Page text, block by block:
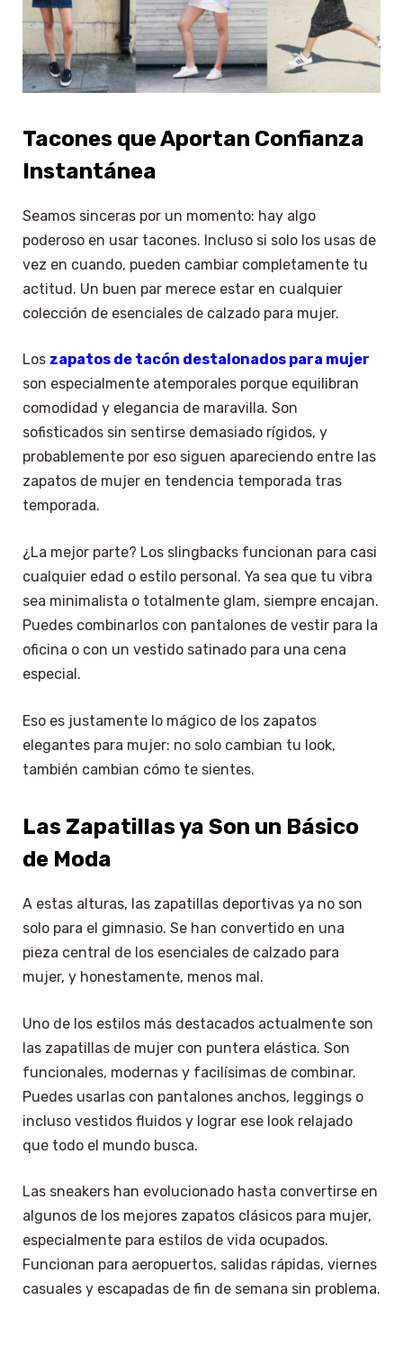
Tacones que Aportan Confianza
Instantánea
Seamos sinceras por un momento: hay algo
poderoso en usar tacones. Incluso si solo los usas de
vez en cuando, pueden cambiar completamente tu
actitud. Un buen par merece estar en cualquier
colección de esenciales de calzado para mujer.
Los zapatos de tacón destalonados para mujer
son especialmente atemporales porque equilibran
comodidad y elegancia de maravilla. Son
sofisticados sin sentirse demasiado rígidos, y
probablemente por eso siguen apareciendo entre las
zapatos de mujer en tendencia temporada tras
temporada.
¿La mejor parte? Los slingbacks funcionan para casi
cualquier edad o estilo personal. Ya sea que tu vibra
sea minimalista o totalmente glam, siempre encajan.
Puedes combinarlos con pantalones de vestir para la
oficina o con un vestido satinado para una cena
especial.
Eso es justamente lo mágico de los zapatos
elegantes para mujer: no solo cambian tu look,
también cambian cómo te sientes.
Las Zapatillas ya Son un Básico
de Moda
A estas alturas, las zapatillas deportivas ya no son
solo para el gimnasio. Se han convertido en una
pieza central de los esenciales de calzado para
mujer, y honestamente, menos mal.
Uno de los estilos más destacados actualmente son
las zapatillas de mujer con puntera elástica. Son
funcionales, modernas y facilísimas de combinar.
Puedes usarlas con pantalones anchos, leggings o
incluso vestidos fluidos y lograr ese look relajado
que todo el mundo busca.
Las sneakers han evolucionado hasta convertirse en
algunos de los mejores zapatos clásicos para mujer,
especialmente para estilos de vida ocupados.
Funcionan para aeropuertos, salidas rápidas, viernes
casuales y escapadas de fin de semana sin problema.